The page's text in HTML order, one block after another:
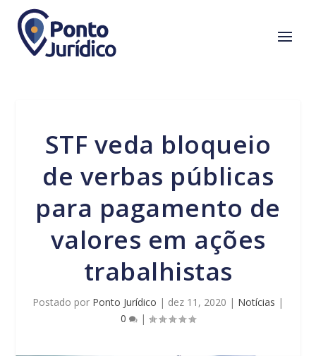
STF veda bloqueio
de verbas públicas
para pagamento de
valores em ações
trabalhistas
Postado por Ponto Jurídico | dez 11, 2020 | Notícias |
0
|